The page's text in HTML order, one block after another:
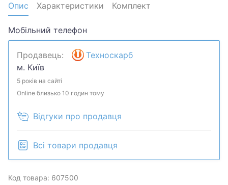
Опис Характеристики Комплект
Мобільний телефон
Продавець:
Техноскарб
м. Київ
5 років на сайті
Online близько 10 годин тому
Відгуки про продавця
Всі товари продавця
Код товара: 607500